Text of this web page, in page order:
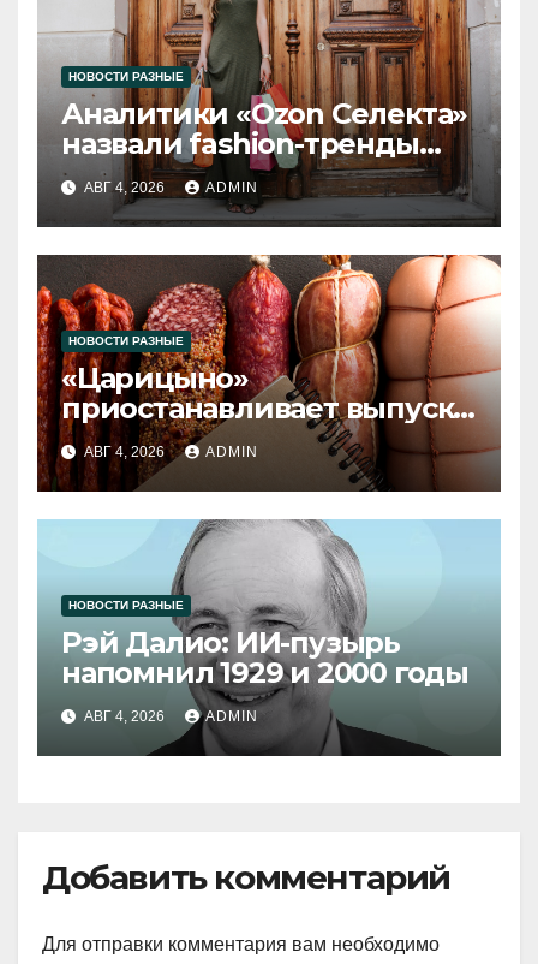
НОВОСТИ РАЗНЫЕ
Аналитики «Ozon Селекта»
назвали fashion-тренды
2026 года
АВГ 4, 2026 ADMIN
НОВОСТИ РАЗНЫЕ
«Царицыно»
приостанавливает выпуск
продукции
АВГ 4, 2026 ADMIN
НОВОСТИ РАЗНЫЕ
Рэй Далио: ИИ-пузырь
напомнил 1929 и 2000 годы
АВГ 4, 2026 ADMIN
Добавить комментарий
Для отправки комментария вам необходимо